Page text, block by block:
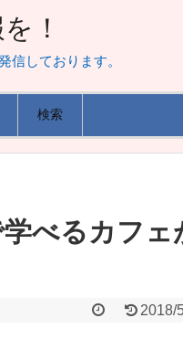
！
信しております。
検索
べるカフェ
2018/